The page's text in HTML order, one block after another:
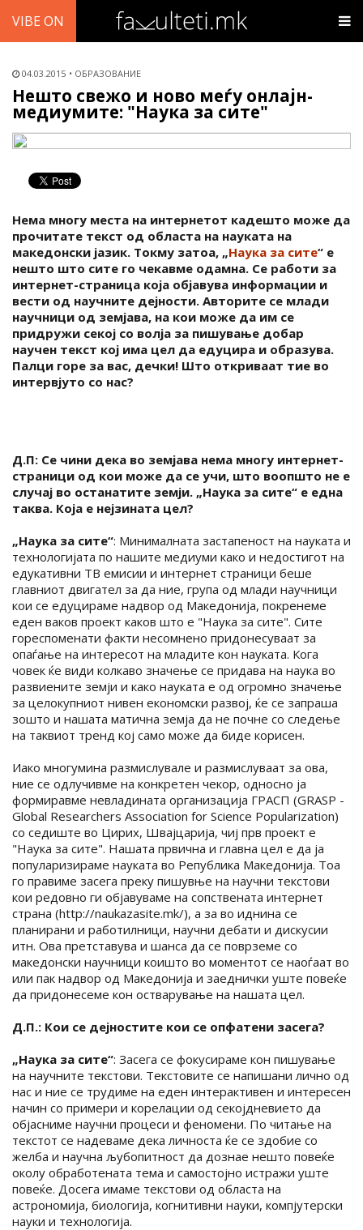
VIBE ON
04.03.2015 ОБРАЗОВАНИЕ
Нешто свежо и ново меѓу онлајн-
медиумите: "Наука за сите"
Нема многу места на интернетот кадешто може да
прочитате текст од областа на науката на
македонски јазик. Токму затоа, „Наука за сите“ е
нешто што сите го чекавме одамна. Се работи за
интернет-страница која објавува информации и
вести од научните дејности. Авторите се млади
научници од земјава, на кои може да им се
придружи секој со волја за пишување добар
научен текст кој има цел да едуцира и образува.
Палци горе за вас, дечки! Што откриваат тие во
интервјуто со нас?
Д.П: Се чини дека во земјава нема многу интернет-
страници од кои може да се учи, што воопшто не е
случај во останатите земји. „Наука за сите“ е една
таква. Која е нејзината цел?
„Наука за сите“: Минималната застапеност на науката и
технологијата по нашите медиуми како и недостигот на
едукативни ТВ емисии и интернет страници беше
главниот двигател за да ние, група од млади научници
кои се едуцираме надвор од Mакедонија, покренеме
еден ваков проект каков што е "Наука за сите". Сите
гореспоменати факти несомнено придонесуваат за
опаѓање на интересот на младите кон науката. Кога
човек ќе види колкаво значење се придава на наука во
развиените земји и како науката е од огромно значење
за целокупниот нивен економски развој, ќе се запраша
зошто и нашата матична земја да не почне со следење
на таквиот тренд кој само може да биде корисен.
Иако многумина размислувале и размислуваат за ова,
ние се одлучивме на конкретен чекор, односно ја
формиравме невладината организација ГРАСП (GRASP -
Global Researchers Association for Science Popularization)
со седиште во Цирих, Швајцарија, чиј прв проект е
"Наука за сите". Нашата првична и главна цел е да ја
популаризираме науката во Република Македонија. Тоа
го правиме засега преку пишувње на научни текстови
кои редовно ги објавуваме на сопствената интернет
страна (http://naukazasite.mk/), а за во иднина се
планирани и работилници, научни дебати и дискусии
итн. Ова претставува и шанса да се поврземе со
македонски научници коишто во моментот се наоѓаат во
или пак надвор од Македонија и заеднички уште повеќе
да придонесеме кон остварување на нашата цел.
Д.П.: Кои се дејностите кои се опфатени засега?
„Наука за сите“: Засега се фокусираме кон пишување
на научните текстови. Текстовите се напишани лично од
нас и ние се трудиме на еден интерактивен и интересен
начин со примери и корелации од секојдневието да
објасниме научни процеси и феномени. По читање на
текстот се надеваме дека личноста ќе се здобие со
желба и научна љубопитност да дознае нешто повеќе
околу обработената тема и самостојно истражи уште
повеќе. Досега имаме текстови од областа на
астрономија, биологија, когнитивни науки, компјутерски
науки и технологија.